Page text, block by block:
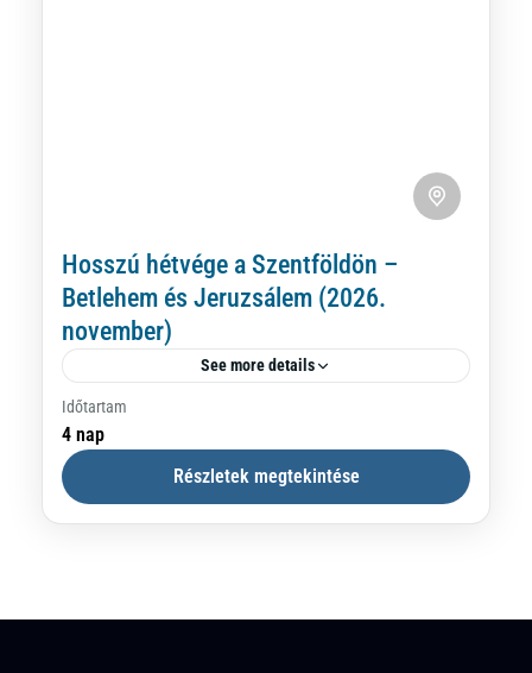
Hosszú hétvége a Szentföldön –
Betlehem és Jeruzsálem (2026.
november)
See more details
Hosszú hétvégi szentföldi zarándoklatunk
során Jézus életének két legfontosabb
helyszínét látogatjuk meg: Jeruzsálemet és
Betlehemet. Egy hétvége alatt nem lehet az
Időtartam
4 nap
Részletek megtekintése